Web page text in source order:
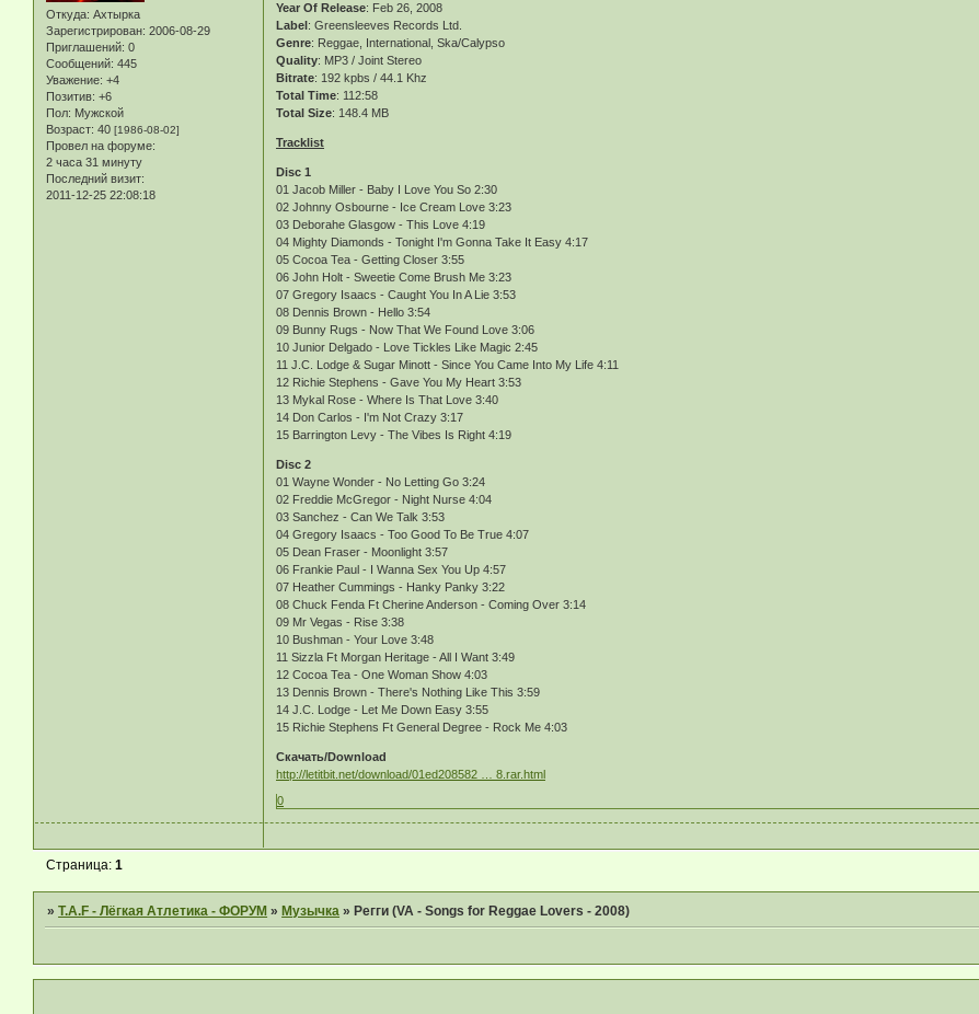
Откуда: Ахтырка
Зарегистрирован: 2006-08-29
Приглашений: 0
Сообщений: 445
Уважение: +4
Позитив: +6
Пол: Мужской
Возраст: 40 [1986-08-02]
Провел на форуме:
2 часа 31 минуту
Последний визит:
2011-12-25 22:08:18
Year Of Release: Feb 26, 2008
Label: Greensleeves Records Ltd.
Genre: Reggae, International, Ska/Calypso
Quality: MP3 / Joint Stereo
Bitrate: 192 kpbs / 44.1 Khz
Total Time: 112:58
Total Size: 148.4 MB
Tracklist
Disc 1
01 Jacob Miller - Baby I Love You So 2:30
02 Johnny Osbourne - Ice Cream Love 3:23
03 Deborahe Glasgow - This Love 4:19
04 Mighty Diamonds - Tonight I'm Gonna Take It Easy 4:17
05 Cocoa Tea - Getting Closer 3:55
06 John Holt - Sweetie Come Brush Me 3:23
07 Gregory Isaacs - Caught You In A Lie 3:53
08 Dennis Brown - Hello 3:54
09 Bunny Rugs - Now That We Found Love 3:06
10 Junior Delgado - Love Tickles Like Magic 2:45
11 J.C. Lodge & Sugar Minott - Since You Came Into My Life 4:11
12 Richie Stephens - Gave You My Heart 3:53
13 Mykal Rose - Where Is That Love 3:40
14 Don Carlos - I'm Not Crazy 3:17
15 Barrington Levy - The Vibes Is Right 4:19
Disc 2
01 Wayne Wonder - No Letting Go 3:24
02 Freddie McGregor - Night Nurse 4:04
03 Sanchez - Can We Talk 3:53
04 Gregory Isaacs - Too Good To Be True 4:07
05 Dean Fraser - Moonlight 3:57
06 Frankie Paul - I Wanna Sex You Up 4:57
07 Heather Cummings - Hanky Panky 3:22
08 Chuck Fenda Ft Cherine Anderson - Coming Over 3:14
09 Mr Vegas - Rise 3:38
10 Bushman - Your Love 3:48
11 Sizzla Ft Morgan Heritage - All I Want 3:49
12 Cocoa Tea - One Woman Show 4:03
13 Dennis Brown - There's Nothing Like This 3:59
14 J.C. Lodge - Let Me Down Easy 3:55
15 Richie Stephens Ft General Degree - Rock Me 4:03
Скачать/Download
http://letitbit.net/download/01ed208582 … 8.rar.html
0
Страница:1
»T.A.F - Лёгкая Атлетика - ФОРУМ »Музычка »Регги (VA - Songs for Reggae Lovers - 2008)